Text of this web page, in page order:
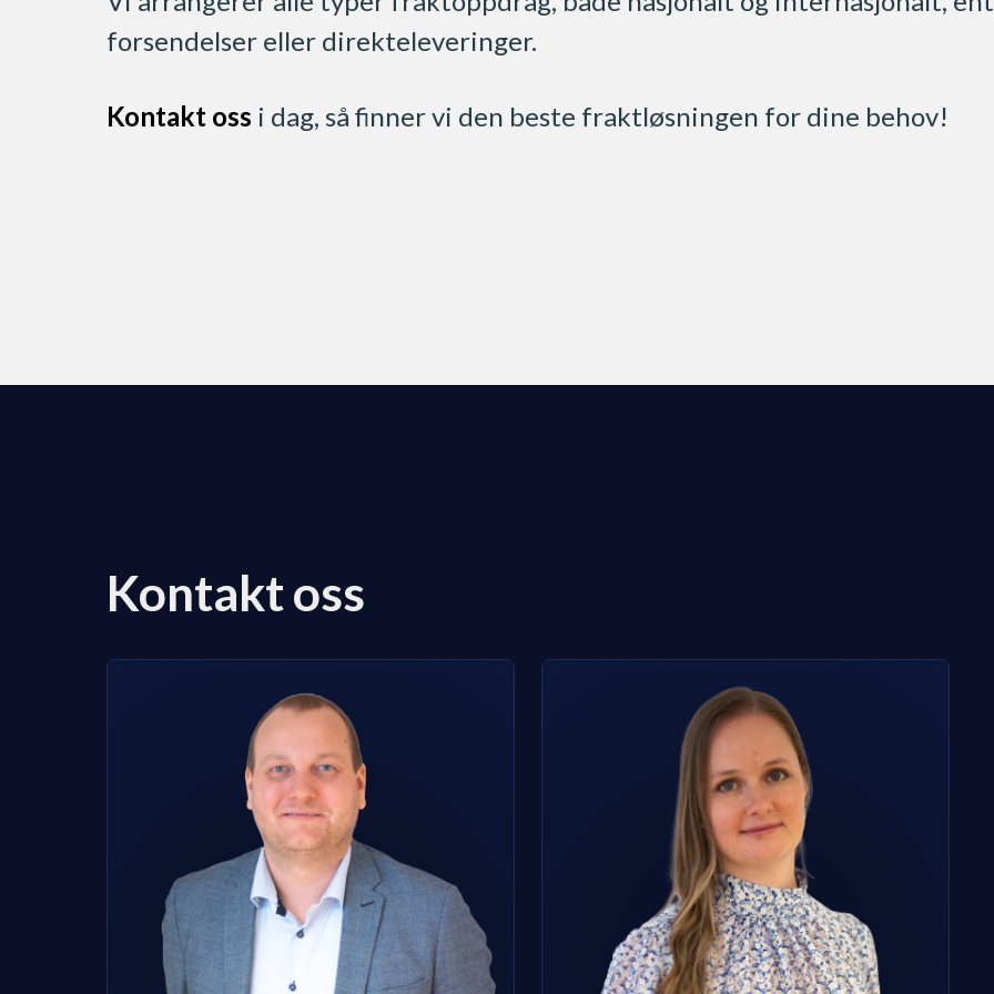
forsendelser eller direkteleveringer.
Kontakt oss i dag, så finner vi den beste fraktløsningen for dine behov!
Kontakt oss